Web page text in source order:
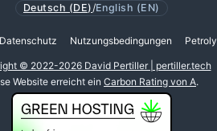
Deutsch (DE) /English (EN)
Datenschutz Nutzungsbedingungen Petroly
© 2022-2026 David Pertiller | pertiller.tech
Website erreicht ein Carbon Rating von A.